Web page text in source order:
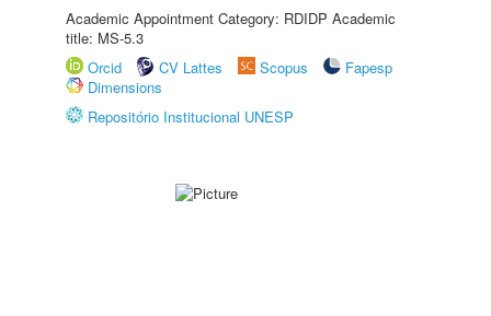
Academic Appointment Category: RDIDP Academic
title: MS-5.3
Orcid
CV Lattes Scopus
Fapesp
Dimensions
Repositório Institucional UNESP